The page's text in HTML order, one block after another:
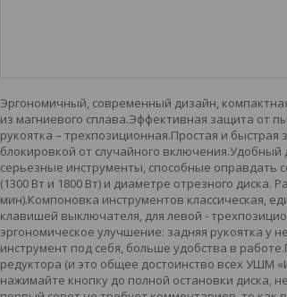
Эргономичный, современный дизайн,
из магниевого сплава.Эффективная защита от
рукоятка – трехпозиционная.Простая и
блокировкой от случайного
серьезные инструменты, способные оправдать
(1300 Вт и 1800 Вт) и диаметре отрезного
мин).Компоновка инструментов классическая,
клавишей выключателя, для левой -
эргономическое улучшение: задняя рукоятка у
инструмент под себя, больше удобства в
редуктора (и это общее достоинство всех УШМ
нажимайте кнопку до полной остановки диска,